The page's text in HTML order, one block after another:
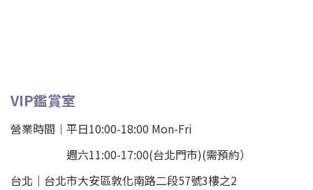
VIP鑑賞室
營業時間｜平日10:00-18:00 Mon-Fri
週六11:00-17:00(台北門市)(需預約）
台北 ｜ 台北市大安區敦化南路二段57號3樓之2